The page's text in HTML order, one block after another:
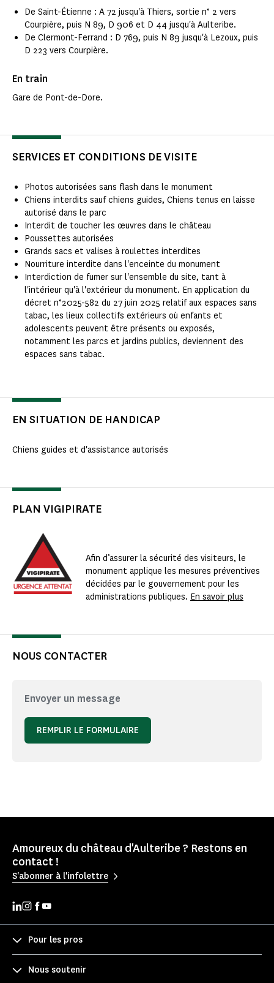
De Saint-Étienne : A 72 jusqu'à Thiers, sortie n° 2 vers
Courpière, puis N 89, D 906 et D 44 jusqu'à Aulteribe.
De Clermont-Ferrand : D 769, puis N 89 jusqu'à Lezoux, puis
D 223 vers Courpière.
En train
Gare de Pont-de-Dore.
SERVICES ET CONDITIONS DE VISITE
Photos autorisées sans flash dans le monument
Chiens interdits sauf chiens guides, Chiens tenus en laisse
autorisé dans le parc
Interdit de toucher les œuvres dans le château
Poussettes autorisées
Grands sacs et valises à roulettes interdites
Nourriture interdite dans l'enceinte du monument
Interdiction de fumer sur l'ensemble du site, tant à
l'intérieur qu'à l'extérieur du monument. En application du
décret n°2025-582 du 27 juin 2025 relatif aux espaces sans
tabac, les lieux collectifs extérieurs où enfants et
adolescents peuvent être présents ou exposés,
notamment les parcs et jardins publics, deviennent des
espaces sans tabac.
EN SITUATION DE HANDICAP
Chiens guides et d'assistance autorisés
PLAN VIGIPIRATE
Afin d’assurer la sécurité des visiteurs, le
monument applique les mesures préventives
décidées par le gouvernement pour les
administrations publiques. En savoir plus
NOUS CONTACTER
Envoyer un message
REMPLIR LE FORMULAIRE
Amoureux du château d'Aulteribe ? Restons en
contact !
S'abonner à l'infolettre
Pour les pros
Nous soutenir